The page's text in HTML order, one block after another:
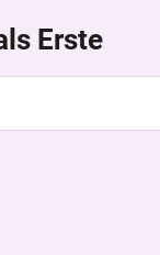
Erste